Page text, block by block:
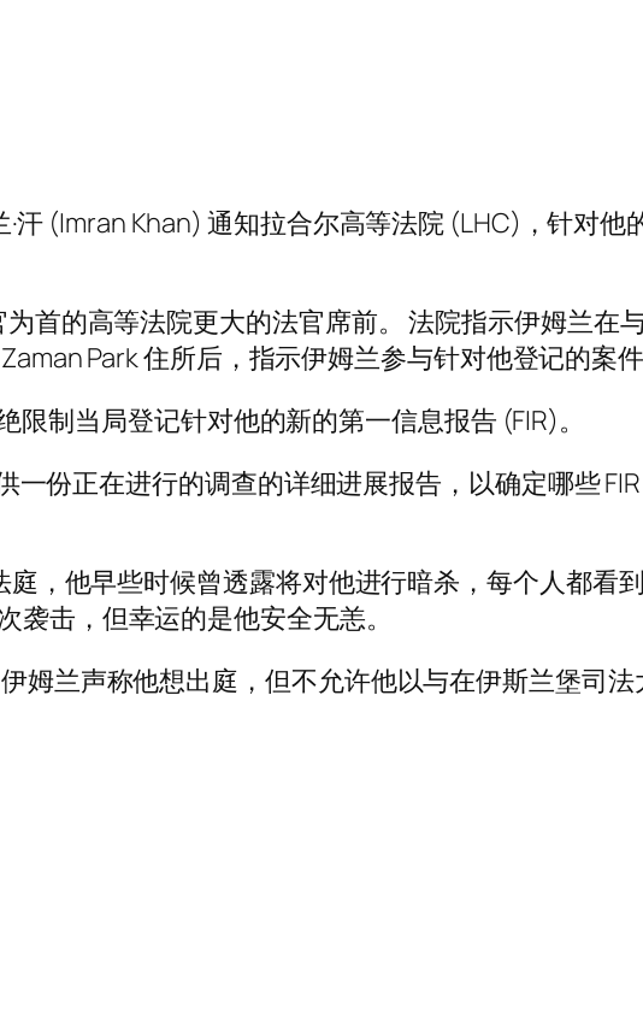
汗 (Imran Khan) 通知拉合尔高等法院 (LHC)，针对他
首的高等法院更大的法官席前。 法院指示伊姆兰在
Park 住所后，指示伊姆兰参与针对他登记的案件
制当局登记针对他的新的第一信息报告 (FIR)。
一份正在进行的调查的详细进展报告，以确定哪些
，他早些时候曾透露将对他进行暗杀，每个人都看
击，但幸运的是他安全无恙。
姆兰声称他想出庭，但不允许他以与在伊斯兰堡司法